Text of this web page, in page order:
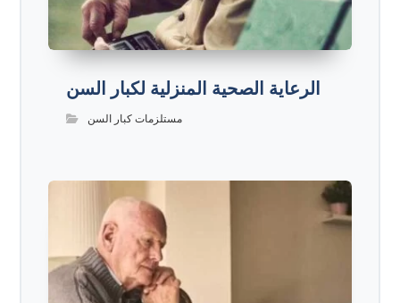
الرعاية الصحية المنزلية لكبار السن
مستلزمات كبار السن